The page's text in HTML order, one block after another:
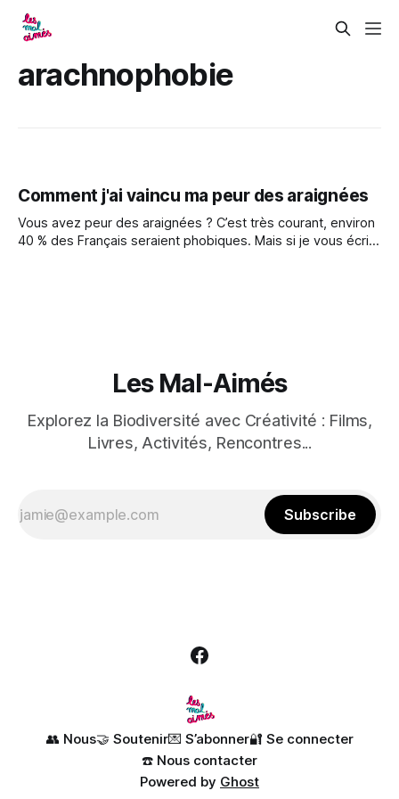
arachnophobie
Comment j'ai vaincu ma peur des araignées
Vous avez peur des araignées ? C’est très courant, environ
40 % des Français seraient phobiques. Mais si je vous écris
Les Mal-Aimés
Explorez la Biodiversité avec Créativité : Films,
Livres, Activités, Rencontres...
Subscribe
👥 Nous🤝 Soutenir💌 S’abonner🔐 Se connecter
☎️ Nous contacter
Powered by Ghost